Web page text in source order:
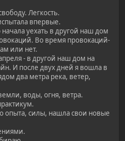
Легкость.
впервые.
уехать в другой наш дом
Во время провокаций-
или нет.
- в другой наш дом на
И после двух дней я вошла в
два метра река, ветер,
воды, огня, ветра.
опыта, силы, нашла свои новые